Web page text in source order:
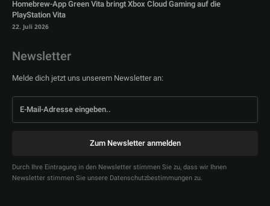
Homebrew-App Green Vita bringt Xbox Cloud Gaming auf die
PlayStation Vita
22. Juli 2026
Newsletter
Melde dich jetzt uns unserem Newsletter an:
Zum Newsletter anmelden
Durch Ihre Eintragung in den Newsletter stimmen Sie zu, dass wir Ihnen
Newsletter stimmen Sie unsere Datenschutzbestimmungen zu.